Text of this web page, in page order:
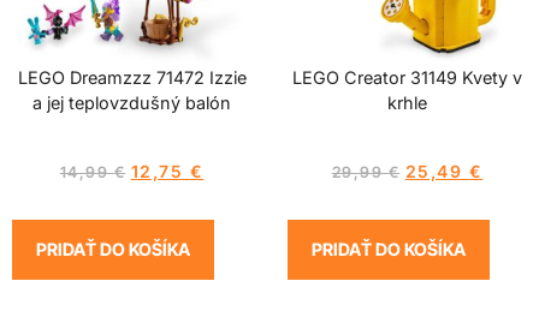
LEGO Dreamzzz 71472 Izzie
a jej teplovzdušný balón
14,99€ 12,75 €
PRIDAŤ DO KOŠÍKA
LEGO Creator 31149 Kvety v
krhle
29,99€ 25,49 €
PRIDAŤ DO KOŠÍKA